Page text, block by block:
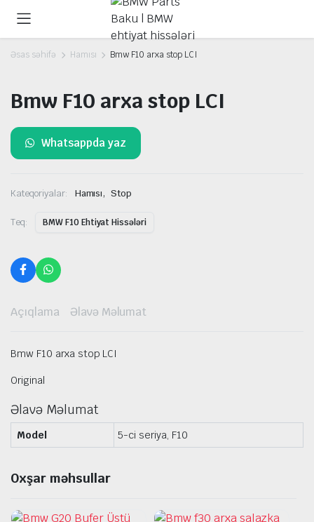
Əsas səhifə Hamısı Bmw F10 arxa stop LCI
Bmw F10 arxa stop LCI
Whatsappda yaz
Kateqoriyalar: Hamısı, Stop
Teq: BMW F10 Ehtiyat Hissələri
Açıqlama Əlavə Məlumat
Bmw F10 arxa stop LCI
Original
Əlavə Məlumat
Model 5-ci seriya, F10
Oxşar məhsullar